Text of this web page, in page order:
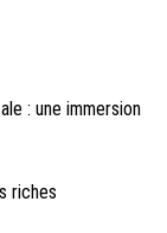
: une immersion
riches